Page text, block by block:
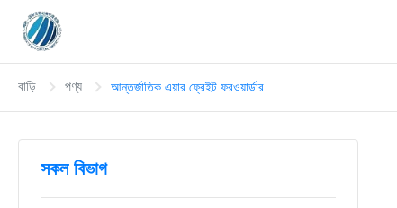
বাড়ি পণ্য আন্তর্জাতিক এয়ার ফ্রেইট ফরওয়ার্ডার
সকল বিভাগ